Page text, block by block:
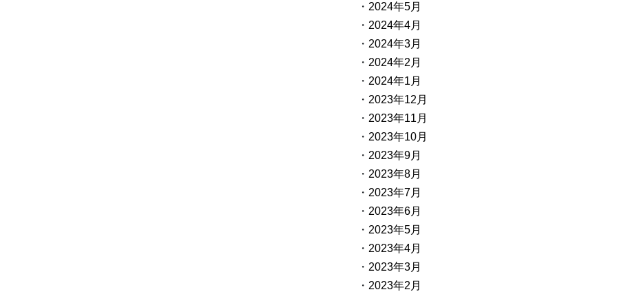
2024年5月
2024年4月
2024年3月
2024年2月
2024年1月
2023年12月
2023年11月
2023年10月
2023年9月
2023年8月
2023年7月
2023年6月
2023年5月
2023年4月
2023年3月
2023年2月